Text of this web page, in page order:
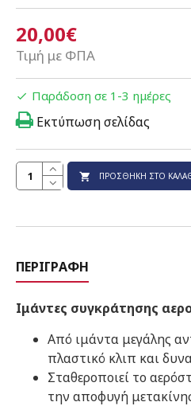
20,00€
Τιμή με ΦΠΑ
Παράδοση σε 1-3 ημέρες
ΠΡΟΣΘΉΚΗ ΣΤΟ
Εκτύπωση σελίδας
ΠΕΡΙΓΡΑΦΉ
Ιμάντες συγκράτησης
Από ιμάντα μεγάλης
πλαστικό κλιπ και
Σταθεροποιεί το
την αποφυγή